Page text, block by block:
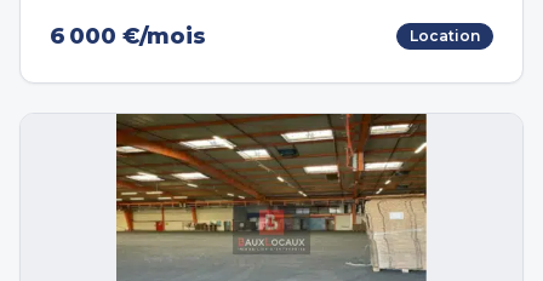
6 000 €/mois Location